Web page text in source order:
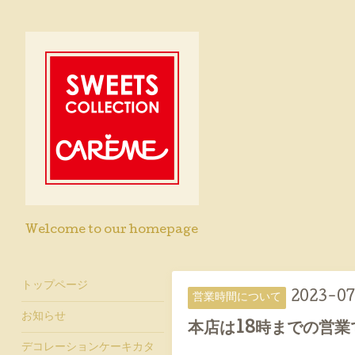
Welcome to our homepage
営業時間について 2023-
本店は18時までの営業
トップページ
お知らせ
デコレーションケーキカタ